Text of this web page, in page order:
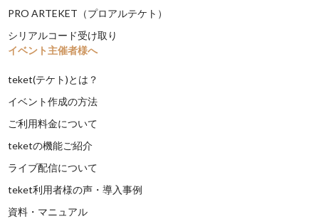
PRO ARTEKET（プロアルテケト）
シリアルコード受け取り
イベント主催者様へ
teket(テケト)とは？
イベント作成の方法
ご利用料金について
teketの機能ご紹介
ライブ配信について
teket利用者様の声・導入事例
資料・マニュアル